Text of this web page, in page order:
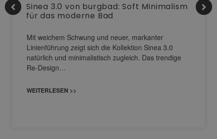
Sinea 3.0 von burgbad: Soft Minimalism
für das moderne Bad
Mit weichem Schwung und neuer, markanter
Linienführung zeigt sich die Kollektion Sinea 3.0
natürlich und minimalistisch zugleich. Das trendige
Re-Design…
WEITERLESEN >>